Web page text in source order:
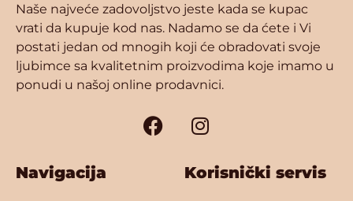
Naše najveće zadovoljstvo jeste kada se kupac
vrati da kupuje kod nas. Nadamo se da ćete i Vi
postati jedan od mnogih koji će obradovati svoje
ljubimce sa kvalitetnim proizvodima koje imamo u
ponudi u našoj online prodavnici.
Navigacija Korisnički servis